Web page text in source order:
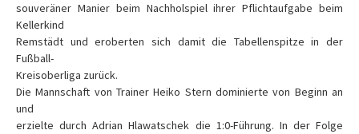
souveräner Manier beim Nachholspiel ihrer Pflichtaufgabe beim
Kellerkind
Remstädt und eroberten sich damit die Tabellenspitze in der
Fußball-
Kreisoberliga zurück.
Die Mannschaft von Trainer Heiko Stern dominierte von Beginn an
und
erzielte durch Adrian Hlawatschek die 1:0-Führung. In der Folge